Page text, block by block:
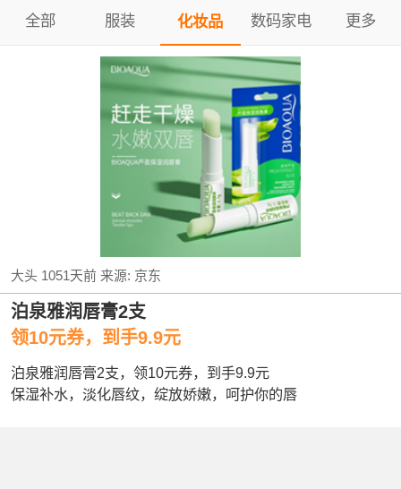
全部 服装 化妆品 数码家电 更多
大头 1051天前来源: 京东
泊泉雅润唇膏2支
领10元券，到手9.9元
泊泉雅润唇膏2支，领10元券，到手9.9元
保湿补水，淡化唇纹，绽放娇嫩，呵护你的唇